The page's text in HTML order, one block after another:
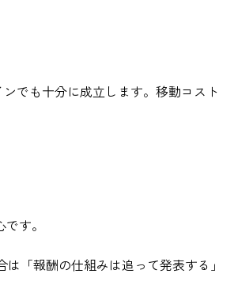
でも十分に成立します。移動コスト
す。
「報酬の仕組みは追って発表する」